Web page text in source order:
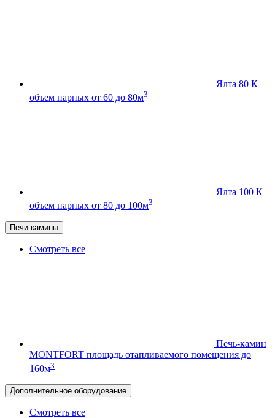
Ялта 80 К
объем парных от 60 до 80м3
Ялта 100 К
объем парных от 80 до 100м3
Печи-камины
Смотреть все
Печь-камин
MONTFORT площадь отапливаемого помещения до
160м3
Дополнительное оборудование
Смотреть все